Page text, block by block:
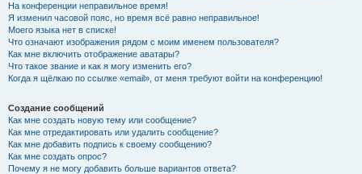
На конференции неправильное время!
Я изменил часовой пояс, но время всё равно неправильное!
Моего языка нет в списке!
Что означают изображения рядом с моим именем пользователя?
Как мне включить отображение аватары?
Что такое звание и как я могу изменить его?
Когда я щёлкаю по ссылке «email», от меня требуют войти на конференцию!
Создание сообщений
Как мне создать новую тему или сообщение?
Как мне отредактировать или удалить сообщение?
Как мне добавить подпись к своему сообщению?
Как мне создать опрос?
Почему я не могу добавить больше вариантов ответа?